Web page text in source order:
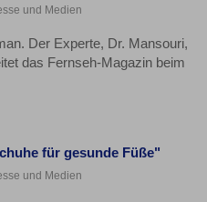
und Medien
Der Experte, Dr. Mansouri,
das Fernseh-Magazin beim
für gesunde Füße"
und Medien